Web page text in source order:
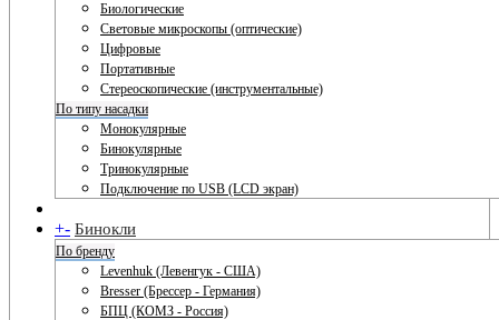
Биологические
Световые микроскопы (оптические)
Цифровые
Портативные
Стереоскопические (инструментальные)
По типу насадки
Монокулярные
Бинокулярные
Тринокулярные
Подключение по USB (LCD экран)
+- Бинокли
По бренду
Levenhuk (Левенгук - США)
Bresser (Брессер - Германия)
БПЦ (КОМЗ - Россия)